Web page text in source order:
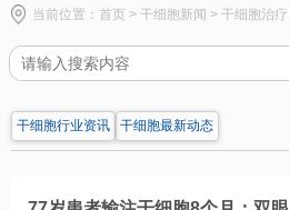
当前位置：首页 >干细胞新闻 >干细胞治疗
干细胞行业资讯 干细胞最新动态